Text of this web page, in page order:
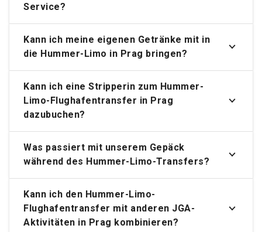
Service?
Kann ich meine eigenen Getränke mit in
die Hummer-Limo in Prag bringen?
Kann ich eine Stripperin zum Hummer-
Limo-Flughafentransfer in Prag
dazubuchen?
Was passiert mit unserem Gepäck
während des Hummer-Limo-Transfers?
Kann ich den Hummer-Limo-
Flughafentransfer mit anderen JGA-
Aktivitäten in Prag kombinieren?